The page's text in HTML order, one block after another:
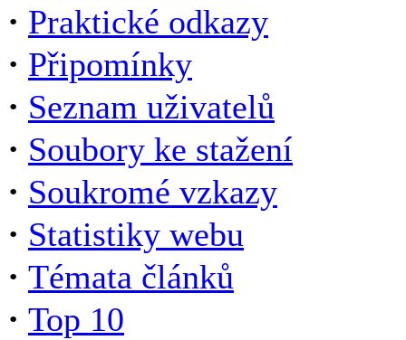
· Praktické odkazy
· Připomínky
· Seznam uživatelů
· Soubory ke stažení
· Soukromé vzkazy
· Statistiky webu
· Témata článků
· Top 10